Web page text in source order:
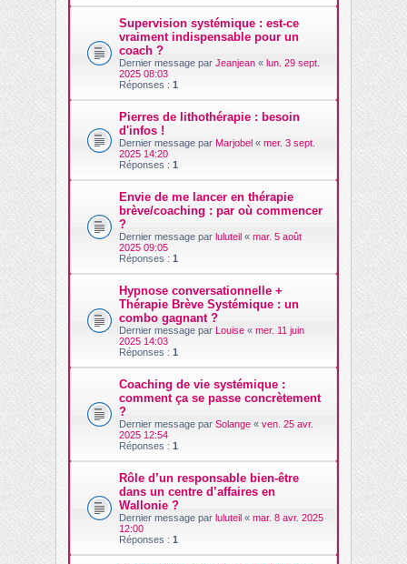
Supervision systémique : est-ce
vraiment indispensable pour un
coach ?
Dernier message par Jeanjean « lun. 29 sept.
2025 08:03
Réponses : 1
Pierres de lithothérapie : besoin
d'infos !
Dernier message par Marjobel « mer. 3 sept.
2025 14:20
Réponses : 1
Envie de me lancer en thérapie
brève/coaching : par où commencer
?
Dernier message par luluteil « mar. 5 août
2025 09:05
Réponses : 1
Hypnose conversationnelle +
Thérapie Brève Systémique : un
combo gagnant ?
Dernier message par Louise « mer. 11 juin
2025 14:03
Réponses : 1
Coaching de vie systémique :
comment ça se passe concrètement
?
Dernier message par Solange « ven. 25 avr.
2025 12:54
Réponses : 1
Rôle d’un responsable bien-être
dans un centre d’affaires en
Wallonie ?
Dernier message par luluteil « mar. 8 avr. 2025
12:00
Réponses : 1